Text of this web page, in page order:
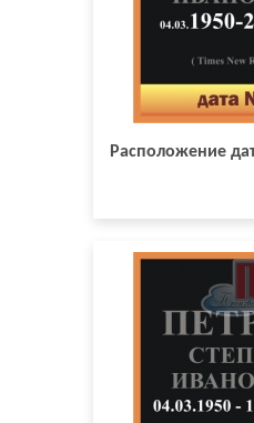
Расположение